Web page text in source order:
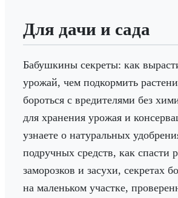
Для дачи и сада
Бабушкины секреты: как
урожай, чем подкормить
бороться с вредителями без
для хранения урожая и
узнаете о натуральных
подручных средств, как спасти
заморозков и засухи, секретах
на маленьком участке,